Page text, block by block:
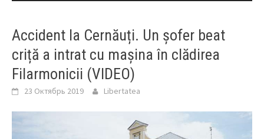
Accident la Cernăuți. Un șofer beat
criță a intrat cu mașina în clădirea
Filarmonicii (VIDEO)
23 Октябрь 2019 Libertatea